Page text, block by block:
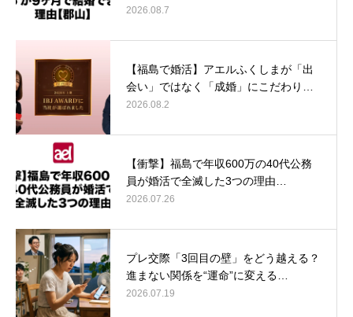
2026.08.7
【福島で婚活】アエルふくしまが「出
会い」ではなく「成婚」にこだわり…
2026.08.2
【衝撃】福島で年収600万の40代公務
員が婚活で全滅した3つの理由…
2026.07.26
プレ交際「3回目の壁」をどう越える？
進まない関係を“運命”に変える…
2026.07.19